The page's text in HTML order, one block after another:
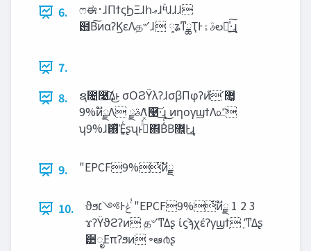
6.
ෆಈ࢈ɺΠϯςϦΞɺհ‫ޢ‬ɺۚ༥ɺɺɺ
฻Β͠ͷαʔϏεΛத৺ʹɺ ༷ʑͳྖҬͰࣄ‫ۀ‬ల։͍ͯ͠·͢ɻ
7.
8.
ຊ೔͓࿩͢͠Δ͜ͱ σΟϨΫλʔɺσβΠφʔͷํ޲͚ʹ
9%ͷັྗΛ ࣄྫΛަ͓͑ͯ࿩͠·͢ɻ ͜ͷηογϣϯΛ௨ͯ͠
ʮ9%ɺ࢖ͬͯΈ͍ͨʂʯͱࢥͬͯ΋Β͑ͨΒ޾͍Ͱ͢ɻ
9. "EPCF9%ͭͷັྗ
10.
ϑϧ‫ͨ͑ݟͰ༻׆‬ "EPCF9%ͭͷັྗ 1 2 3
ϫʔΫϑϩʔͷ த৺ʹͳΔʂ ίϛϡχέʔγϣϯ͕ ָʹͳΔʂ
੺ೖΕπʔϧͷ ৽ఆ൪ʂ